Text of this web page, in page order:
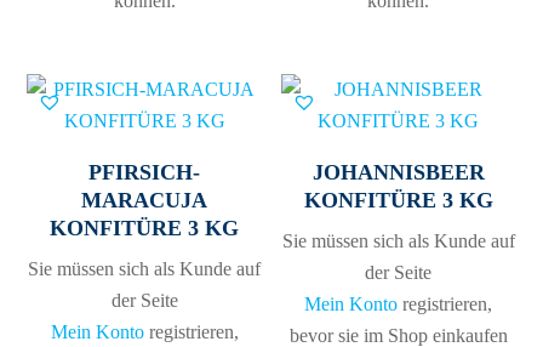
PFIRSICH-
MARACUJA
KONFITÜRE 3 KG
Sie müssen sich als Kunde auf
der Seite
Mein Kontoregistrieren,
JOHANNISBEER
KONFITÜRE 3 KG
Sie müssen sich als Kunde auf
der Seite
Mein Konto registrieren,
bevor sie im Shop einkaufen